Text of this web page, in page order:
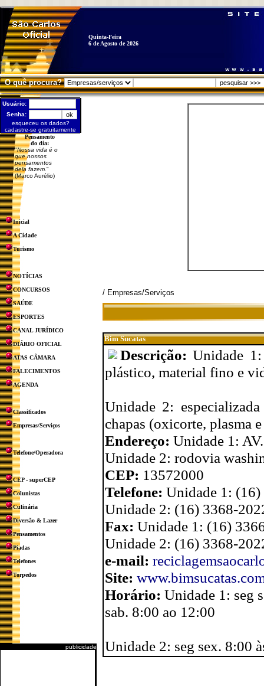
Quinta-Feira
6 de Agosto de 2026
O quê procura?
Usuário:
Senha:
esqueceu os dados?
cadastre-se gratuitamente
Pensamento
do dia:
"Nossa vida é o
que nossos
pensamentos
dela fazem. "
(Marco Aurélio)
Inicial
A Cidade
Turismo
NOTÍCIAS
CONCURSOS
SAÚDE
ESPORTES
CANAL JURÍDICO
DIÁRIO OFICIAL
ATAS CÂMARA
FALECIMENTOS
AGENDA
Classificados
Empresas/Serviços
Telefone/Operadora
CEP - superCEP
Colunistas
Culinária
Diversão & Lazer
Pensamentos
Piadas
Telefones
Torpedos
publicidade
/ Empresas/Serviços
Bim Sucatas
Descrição:Unidade
plástico, material fino e
Unidade 2:
chapas (oxicorte, plasma
Endereço: Unidade 1:
Unidade 2: rodovia
CEP: 13572000
Telefone: Unidade 1:
Unidade 2: (16) 3368-
Fax: Unidade 1: (16)
Unidade 2: (16) 3368-
e-mail:
Site:
Horário: Unidade 1: seg
sab. 8:00 ao 12:00
Unidade 2: seg sex. 8:00